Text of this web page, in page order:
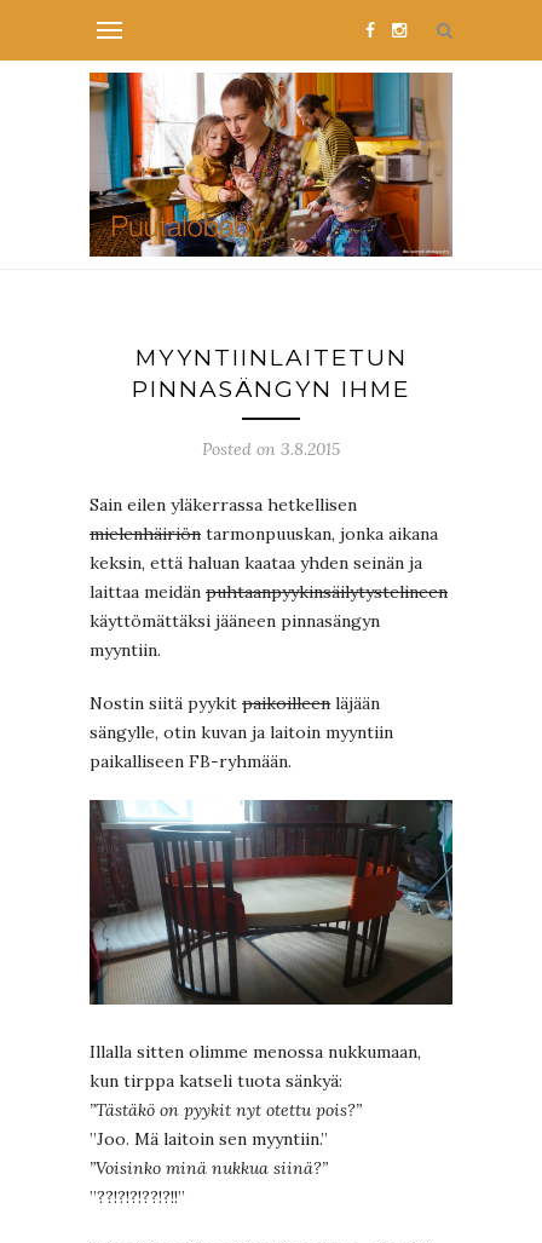
MYYNTIINLAITETUN
PINNASÄNGYN IHME
Posted on 3.8.2015
Sain eilen yläkerrassa hetkellisen
mielenhäiriön tarmonpuuskan, jonka aikana
keksin, että haluan kaataa yhden seinän ja
laittaa meidän puhtaanpyykinsäilytystelineen
käyttömättäksi jääneen pinnasängyn
myyntiin.
Nostin siitä pyykit paikoilleen läjään
sängylle, otin kuvan ja laitoin myyntiin
paikalliseen FB-ryhmään.
Illalla sitten olimme menossa nukkumaan,
kun tirppa katseli tuota sänkyä:
”Tästäkö on pyykit nyt otettu pois?”
”Joo. Mä laitoin sen myyntiin.”
”Voisinko minä nukkua siinä?”
”??!?!?!??!?!!”